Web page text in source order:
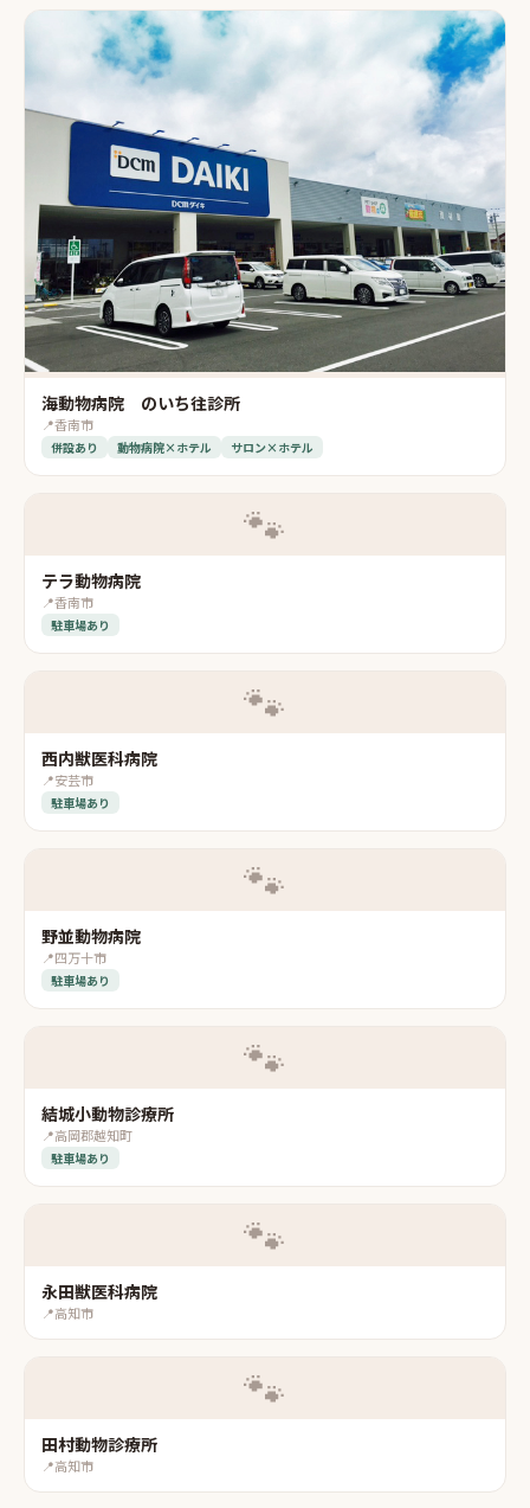
海動物病院 のいち往診所
📍香南市
併設あり 動物病院×ホテル サロン×ホテル
🐾
テラ動物病院
📍香南市
駐車場あり
🐾
西内獣医科病院
📍安芸市
駐車場あり
🐾
野並動物病院
📍四万十市
駐車場あり
🐾
結城小動物診療所
📍高岡郡越知町
駐車場あり
🐾
永田獣医科病院
📍高知市
🐾
田村動物診療所
📍高知市